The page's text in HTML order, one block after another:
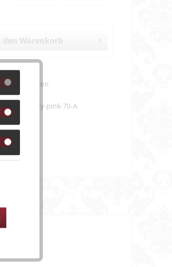
den Warenkorb
Bewerten
0417-pearly-pink-70-A